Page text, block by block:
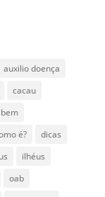
auxilio doença
cacau
é?
dicas
ilhéus
oab